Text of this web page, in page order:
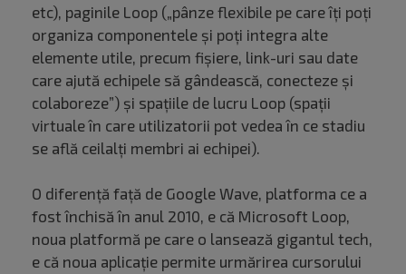
etc), paginile Loop („pânze flexibile pe care îți poți
organiza componentele și poți integra alte
elemente utile, precum fișiere, link-uri sau date
care ajută echipele să gândească, conecteze și
colaboreze”) și spațiile de lucru Loop (spații
virtuale în care utilizatorii pot vedea în ce stadiu
se află ceilalți membri ai echipei).
O diferență față de Google Wave, platforma ce a
fost închisă în anul 2010, e că Microsoft Loop,
noua platformă pe care o lansează gigantul tech,
e că noua aplicație permite urmărirea cursorului